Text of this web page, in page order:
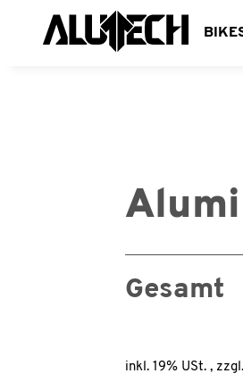
Gesamt
inkl. 19% USt. , zzgl.